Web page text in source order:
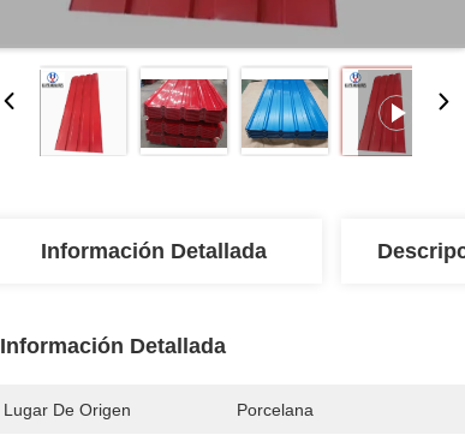
Información Detallada
Información Detallada
Lugar De Origen Porcelana